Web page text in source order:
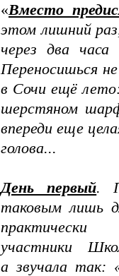
«Вместо
этом лишний
через два часа
Переносишься
в Сочи ещё
шерстяном
впереди еще
голова...
День первый.
таковым лишь
участники
а звучала так: